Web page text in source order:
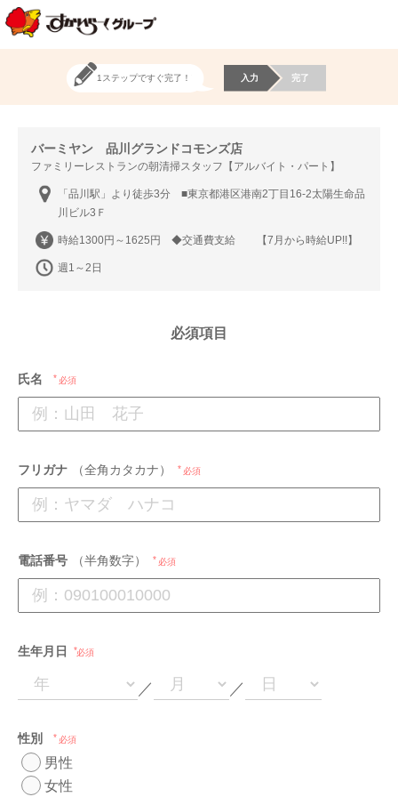
1ステップですぐ完了！ 入力 完了
バーミヤン 品川グランドコモンズ店
ファミリーレストランの朝清掃スタッフ【アルバイト・パート】
「品川駅」より徒歩3分 ■東京都港区港南2丁目16-2太陽生命品
川ビル3Ｆ
時給1300円～1625円 ◆交通費支給 【7月から時給UP!!】
週1～2日
必須項目
氏名 必須
フリガナ （全角カタカナ） 必須
電話番号 （半角数字） 必須
生年月日 必須
／ ／
性別 必須
男性
女性